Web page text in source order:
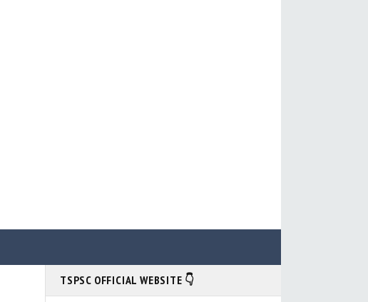
TSPSC OFFICIAL WEBSITE 👇